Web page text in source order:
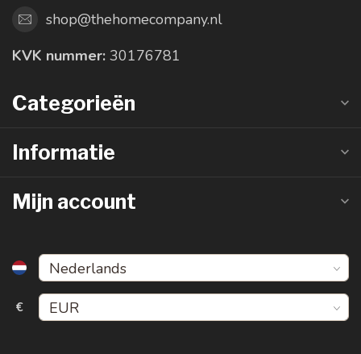
shop@thehomecompany.nl
KVK nummer: 30176781
Categorieën
Informatie
Mijn account
€